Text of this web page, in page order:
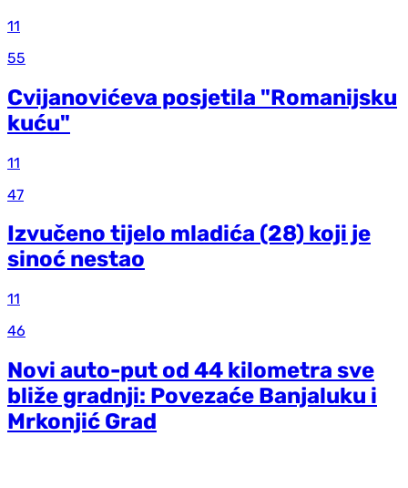
11
55
Cvijanovićeva posjetila "Romanijsku
kuću"
11
47
Izvučeno tijelo mladića (28) koji je
sinoć nestao
11
46
Novi auto-put od 44 kilometra sve
bliže gradnji: Povezaće Banjaluku i
Mrkonjić Grad